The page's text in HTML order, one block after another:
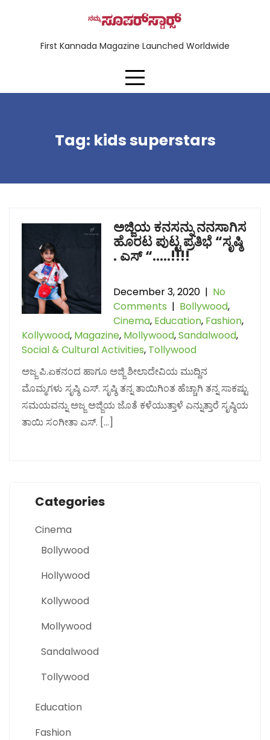
First Kannada Magazine Launched Worldwide
Tag: kids superstars
ಅಜ್ಜಿಯ ಕನಸನ್ನು ನನಸಾಗಿಸ
ಹೊರಟ ಪುಟ್ಟ ಪ್ರತಿಭೆ “ಸೃಷ್ಠಿ
. ಎಸ್ “…..!!!!
December 3, 2020 | No
Comments | Bollywood,
Cinema, Education, Fashion,
Kollywood, Magazine, Mollywood,Sandalwood,
Social & Cultural Activities, Tollywood
ಅಜ್ಜ ಪಿ.ಏಕನಂದ ಹಾಗೂ ಅಜ್ಜಿ ಶೀಲಾದೇವಿಯ ಮುದ್ದಿನ
ಮೊಮ್ಮಗಳು ಸೃಷ್ಠಿ ಎಸ್. ಸೃಷ್ಠಿ ತನ್ನ ತಾಯಿಗಿಂತ ಹೆಚ್ಚಾಗಿ ತನ್ನ ಸಾಕಷ್ಟು
ಸಮಯವನ್ನು ಅಜ್ಜ ಅಜ್ಜಿಯ ಜೊತೆ ಕಳೆಯುತ್ತಾಳೆ ಎನ್ನುತ್ತಾರೆ ಸೃಷ್ಠಿಯ
ತಾಯಿ ಸಂಗೀತಾ ಎಸ್. […]
Categories
Cinema
Bollywood
Hollywood
Kollywood
Mollywood
Sandalwood
Tollywood
Education
Fashion